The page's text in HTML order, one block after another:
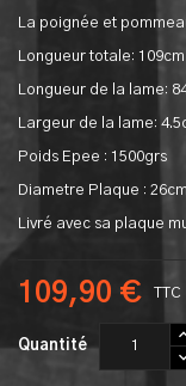
La poignée et
Longueur totale: 109cm
Longueur de la lame:
Largeur de la lame:
Poids Epee : 1500grs
Diametre Plaque : 26cm
Livré avec sa plaque
109,90 € TTC
Quantité